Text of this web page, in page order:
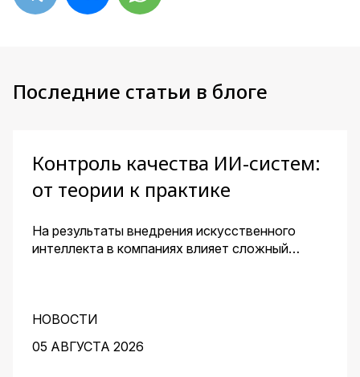
Последние статьи в блоге
Контроль качества ИИ-систем:
от теории к практике
На результаты внедрения искусственного
интеллекта в компаниях влияет сложный
протяжении всей работы над проектом. О том,
директора центра перспективных разработок
НОВОСТИ
05 АВГУСТА 2026